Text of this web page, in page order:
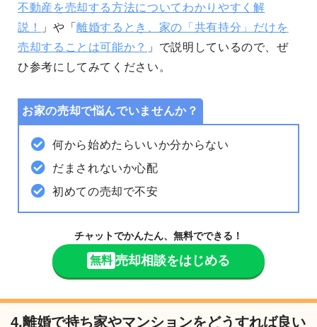
不動産を売却する方法についてわかりやすく解
説！
」や「離婚するとき、家の「共有持分」だけを
売却することは可能か？ 」で説明しているので、ぜ
ひ参考にしてみてください。
お家の売却で悩んでいませんか？
何から始めたらいいか分からない
だまされないか心配
初めての売却で不安
チャットでかんたん、無料でできる！
無料 売却相談をはじめる
4.離婚で持ち家やマンションをどうすれば良い